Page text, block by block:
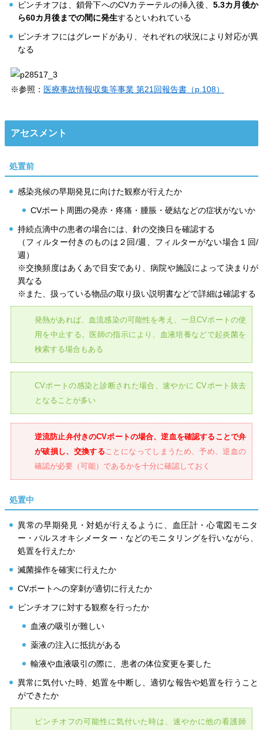
ピンチオフは、鎖骨下へのCVカテーテルの挿入後、 5.3カ月後か
ら60カ月後までの間に発生するといわれている
ピンチオフにはグレードがあり、それぞれの状況により対応が異
なる
※参照： 医療事故情報収集等事業 第21回報告書（p.108）
アセスメント
処置前
感染兆候の早期発見に向けた観察が行えたか
CVポート周囲の発赤・疼痛・腫脹・硬結などの症状がないか
持続点滴中の患者の場合には、針の交換日を確認する
（フィルター付きのものは２回/週、フィルターがない場合１回/
週）
※交換頻度はあくあで目安であり、病院や施設によって決まりが
異なる
※また、扱っている物品の取り扱い説明書などで詳細は確認する
発熱があれば、血流感染の可能性を考え、一旦CVポートの使
用を中止する。医師の指示により、血液培養などで起炎菌を
検索する場合もある
CVポートの感染と診断された場合、速やかに CVポート抜去
となることが多い
逆流防止弁付きのCVポートの場合、逆血を確認することで弁
が破損し、交換することになってしまうため、予め、逆血の
確認が必要（可能）であるかを十分に確認しておく
処置中
異常の早期発見・対処が行えるように、血圧計・心電図モニタ
ー・パルスオキシメーター・などのモニタリングを行いながら、
処置を行えたか
滅菌操作を確実に行えたか
CVポートへの穿刺が適切に行えたか
ピンチオフに対する観察を行ったか
血液の吸引が難しい
薬液の注入に抵抗がある
輸液や血液吸引の際に、患者の体位変更を要した
異常に気付いた時、処置を中断し、適切な報告や処置を行うこと
ができたか
ピンチオフの可能性に気付いた時は、速やかに他の看護師